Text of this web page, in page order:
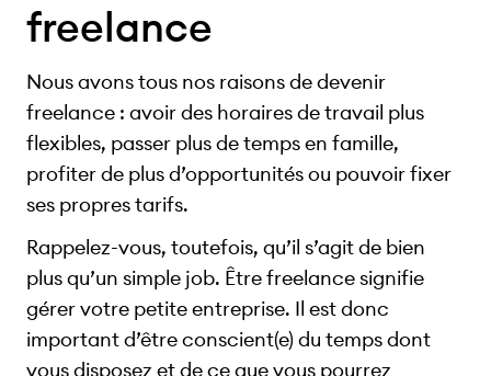
freelance
Nous avons tous nos raisons de devenir
freelance : avoir des horaires de travail plus
flexibles, passer plus de temps en famille,
profiter de plus d’opportunités ou pouvoir fixer
ses propres tarifs.
Rappelez-vous, toutefois, qu’il s’agit de bien
plus qu’un simple job. Être freelance signifie
gérer votre petite entreprise. Il est donc
important d’être conscient(e) du temps dont
vous disposez et de ce que vous pourrez